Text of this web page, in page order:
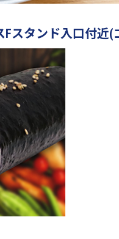
スタンド入口付近(